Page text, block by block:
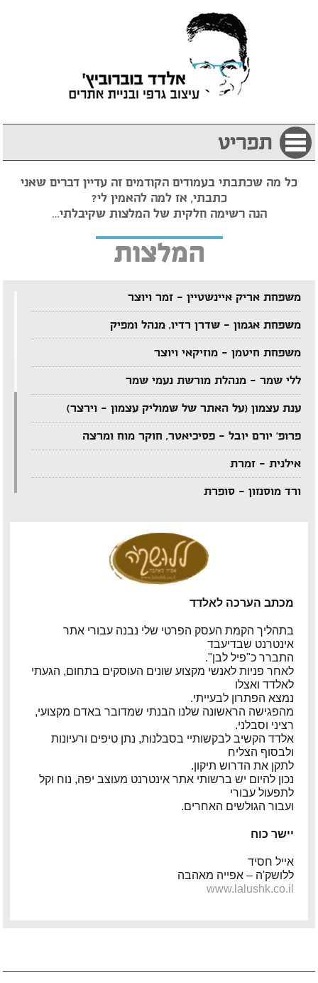
תפריט
כל מה שכתבתי בעמודים הקודמים זה עדיין דברים שאני
כתבתי, אז למה להאמין לי?
הנה רשימה חלקית של המלצות שקיבלתי…
המלצות
משפחת אריק איינשטיין – זמר ויוצר
משפחת אגמון – שדרן רדיו, מנהל ומפיק
משפחת חיטמן – מוזיקאי ויוצר
ללי שמר – מנהלת מורשת נעמי שמר
ענת עצמון (על האתר של שמוליק עצמון – וירצר)
פרופ' יורם יובל – פסיכיאטר, חוקר מוח ומרצה
אילנית – זמרת
ורד מוסנזון – סופרת
אביהו מדינה – מוזיקאי ויוצר
יענקל'ה רוטבליט – איש כותב
צדי צרפתי – במאי תיאטרון וטלוויזיה
אבי בללי – מוזיקאי ויוצר
פיטר רוט – מוזיקאי ויוצר
דודי לוי – מוזיקאי, גיטריסט ויוצר
הצג עוד המלצות >>
מכתב הערכה לאלדד
בתהליך הקמת העסק הפרטי שלי נבנה עבורי אתר
אינטרנט שבדיעבד
התברר כ"פיל לבן".
לאחר פניות לאנשי מקצוע שונים העוסקים בתחום, הגעתי
לאלדד ואצלו
נמצא הפתרון לבעייתי.
מהפגישה הראשונה שלנו הבנתי שמדובר באדם מקצועי,
רציני וסבלני.
אלדד הקשיב לבקשותיי בסבלנות, נתן טיפים ורעיונות
ולבסוף הצליח
לתקן את הדרוש תיקון.
נכון להיום יש ברשותי אתר אינטרנט מעוצב יפה, נוח וקל
לתפעול עבורי
ועבור הגולשים האחרים.
יישר כוח
אייל חסיד
ללושק'ה – אפייה מאהבה
www.lalushk.co.il